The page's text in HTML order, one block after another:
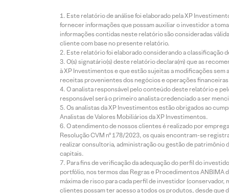
Este relatório de análise foi elaborado pela XP
fornecer informações que possam auxiliar o investidor a
informações contidas neste relatório são consideradas
cliente com base no presente relatório.
Este relatório foi elaborado considerando a classificação
O(s) signatário(s) deste relatório declara(m) que as
à XP Investimentos e que estão sujeitas a modificações
receitas provenientes dos negócios e operações
O analista responsável pelo conteúdo deste relatório e
responsável será o primeiro analista credenciado a ser
Os analistas da XP Investimentos estão obrigados ao
Analistas de Valores Mobiliários da XP Investimentos.
O atendimento de nossos clientes é realizado por
Resolução CVM nº 178/2023, os quais encontram-se
realizar consultoria, administração ou gestão de patrimônio
capitais.
Para fins de verificação da adequação do perfil do
portfólio, nos termos das Regras e Procedimentos
máxima de risco para cada perfil de investidor
clientes possam ter acesso a todos os produtos, desde que